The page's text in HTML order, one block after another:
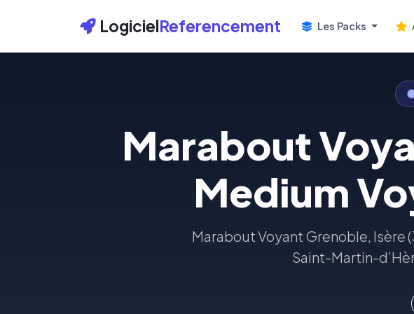
LogicielReferencement Les Packs
Marabout
Medium
Marabout Voyant Grenoble, Isère
Saint-Martin-